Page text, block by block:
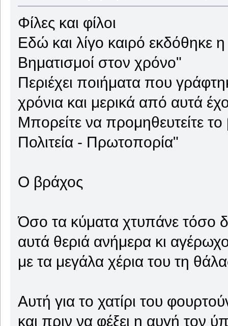
Φίλες και φίλοι
Εδώ και λίγο καιρό εκδόθηκε
Βηματισμοί στον χρόνο"
Περιέχει ποιήματα που
χρόνια και μερικά από αυτά
Μπορείτε να προμηθευτείτε
Πολιτεία - Πρωτοπορία"
Ο βράχος
Όσο τα κύματα χτυπάνε τόσο
αυτά θεριά ανήμερα κι
με τα μεγάλα χέρια του τη
Αυτή για το χατίρι του
και πριν να φέξει η αυγή τον